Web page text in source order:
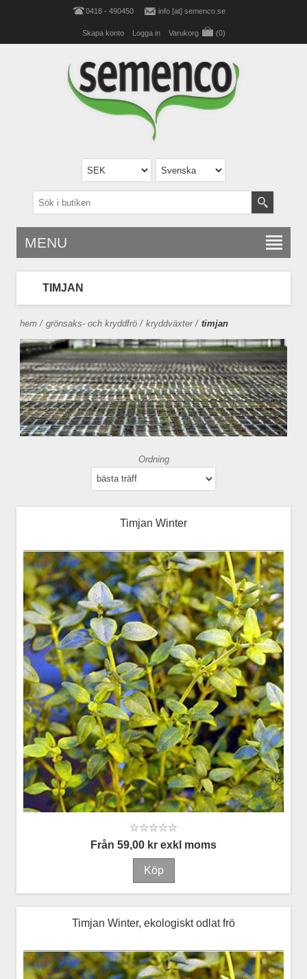
0418 - 490450 info [at] semenco.se
Skapa konto Logga in Varukorg (0)
MENU
TIMJAN
hem / grönsaks- och kryddfrö / kryddväxter / timjan
Ordning
Timjan Winter
Från 59,00 kr exkl moms
Timjan Winter, ekologiskt odlat frö